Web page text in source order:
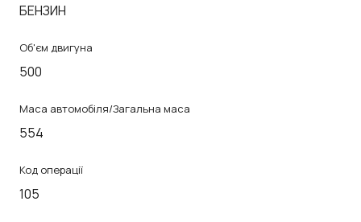
БЕНЗИН
Об'єм двигуна
500
Маса автомобіля/Загальна маса
554
Код операції
105